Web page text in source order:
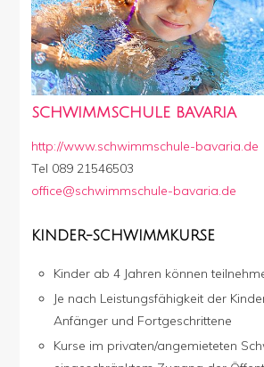
SCHWIMMSCHULE BAVARIA
http://www.schwimmschule-bavaria.de
Tel 089 21546503
office@schwimmschule-bavaria.de
KINDER-SCHWIMMKURSE
Kinder ab 4 Jahren können
Je nach Leistungsfähigkeit der
Anfänger und Fortgeschrittene
Kurse im privaten/angemieteten